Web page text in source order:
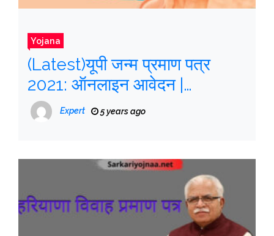
Yojana
(Latest)यूपी जन्म प्रमाण पत्र
2021: ऑनलाइन आवेदन |
एप्लीकेशन फॉर्म, Download Birth
Certificate
Expert 5 years ago